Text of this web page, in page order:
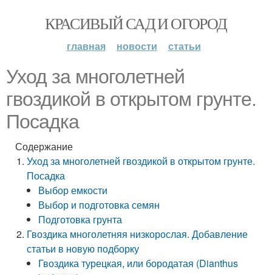
КРАСИВЫЙ САД И ОГОРОД
главная новости статьи
Уход за многолетней
гвоздикой в открытом грунте.
Посадка
Содержание
Уход за многолетней гвоздикой в открытом грунте.
Посадка
Выбор емкости
Выбор и подготовка семян
Подготовка грунта
Гвоздика многолетняя низкорослая. Добавление
статьи в новую подборку
Гвоздика турецкая, или бородатая (Dianthus